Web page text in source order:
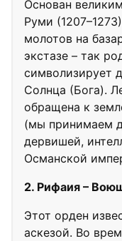
Основан
Руми
молотов на
экстазе – так
символизирует
Солнца (Бога).
обращена к
(мы принимаем
дервишей,
Османской
2. Рифаия –
Этот орден
аскезой. Во